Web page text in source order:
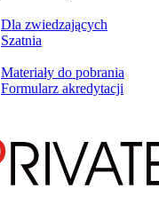
Dla zwiedzających
Szatnia
Materiały do pobrania
Formularz akredytacji